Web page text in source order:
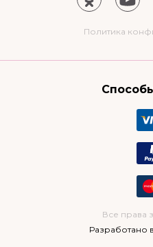
Политика
Все права
Разработано в